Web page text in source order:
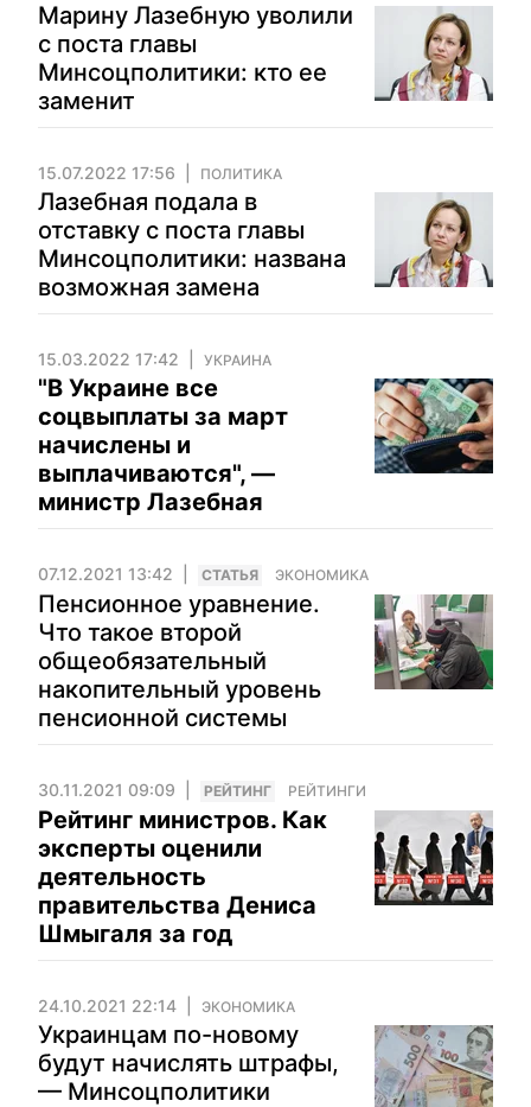
Марину Лазебную уволили
с поста главы
Минсоцполитики: кто ее
заменит
15.07.2022 17:56 ПОЛИТИКА
Лазебная подала в
отставку с поста главы
Минсоцполитики: названа
возможная замена
15.03.2022 17:42 УКРАИНА
"В Украине все
соцвыплаты за март
начислены и
выплачиваются", —
министр Лазебная
07.12.2021 13:42 CТАТЬЯ ЭКОНОМИКА
Пенсионное уравнение.
Что такое второй
общеобязательный
накопительный уровень
пенсионной системы
30.11.2021 09:09 РЕЙТИНГ РЕЙТИНГИ
Рейтинг министров. Как
эксперты оценили
деятельность
правительства Дениса
Шмыгаля за год
24.10.2021 22:14 ЭКОНОМИКА
Украинцам по-новому
будут начислять штрафы,
— Минсоцполитики